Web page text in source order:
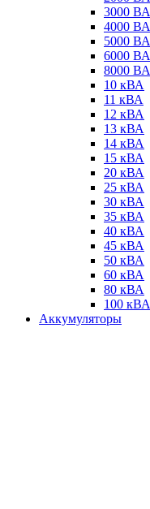
3000 ВА
4000 ВА
5000 ВА
6000 ВА
8000 ВА
10 кВА
11 кВА
12 кВА
13 кВА
14 кВА
15 кВА
20 кВА
25 кВА
30 кВА
35 кВА
40 кВА
45 кВА
50 кВА
60 кВА
80 кВА
100 кВА
Аккумуляторы